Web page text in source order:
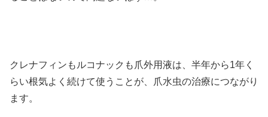
クレナフィンもルコナックも爪外用液は、半年から1年く
らい根気よく続けて使うことが、爪水虫の治療につながり
ます。